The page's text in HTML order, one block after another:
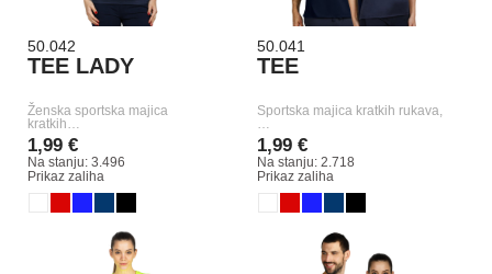
50.042
TEE LADY
Ženska sportska majica
kratkih…
1,99 €
Na stanju: 3.496
Prikaz zaliha
50.041
TEE
Sportska majica kratkih rukava,
…
1,99 €
Na stanju: 2.718
Prikaz zaliha